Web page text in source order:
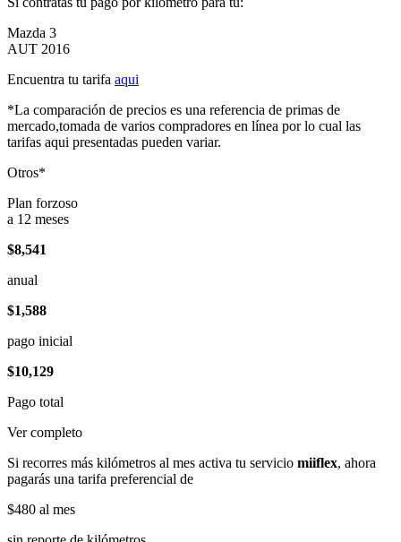
Mazda 3
AUT 2016
Encuentra tu tarifa aqui
*La comparación de precios es una referencia de primas de
mercado,tomada de varios compradores en línea por lo cual las
tarifas aqui presentadas pueden variar.
Otros*
Plan forzoso
a 12 meses
$8,541
anual
$1,588
pago inicial
$10,129
Pago total
Ver completo
Si recorres más kilómetros al mes activa tu servicio miiflex, ahora
pagarás una tarifa preferencial de
$480 al mes